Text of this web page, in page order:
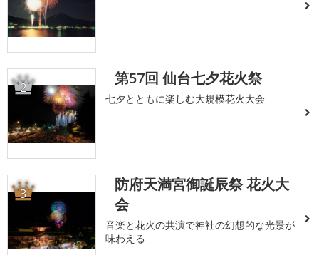
2 第57回 仙台七夕花火祭
七夕とともに楽しむ大規模花火大会
3
防府天満宮御誕辰祭 花火大
会
音楽と花火の共演で神社の幻想的な光景が
味わえる